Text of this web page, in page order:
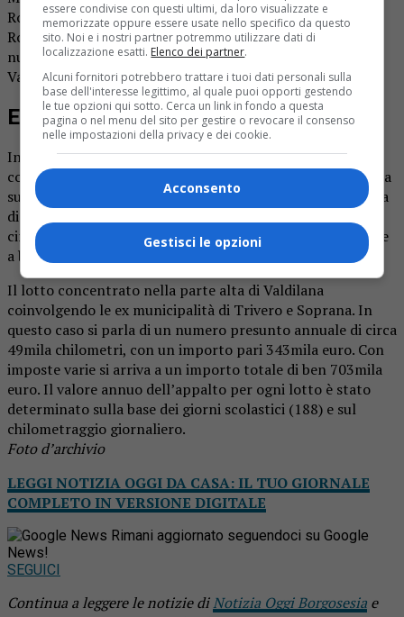
Ronco, 21 alla primaria di Soprana, 57 alla primaria di
Ronco. Servizio attivo anche alle medie con i seguenti
numeri i iscritti: 45 a Ronco Trivero, 19 a Mosso e 18 a
Valle Mosso.
E relativi costi
In considerazione della complessità del servizio e della
conformazione del territorio si è ritenuto di procedere alla
suddivisione dell’appalto in due lotti: uno riguarda la zona
di Valle Mosso e Crocemosso. Per tre anni scolastico e per
circa 32mila chilometri annui si arriva a un massimo totale
a base d’asta di 277mila euro.
Il lotto concentrato nella parte alta di Valdilana
coinvolgendo le ex municipalità di Trivero e Soprana. In
questo caso si parla di un numero presunto annuale di circa
49mila chilometri, con un importo pari 343mila euro. Con
imposte varie si arriva a un importo totale di ben 703mila
euro. Il valore annuo dell’appalto per ogni lotto è stato
determinato sulla base dei giorni scolastici (188) e sul
chilometraggio giornaliero.
Foto d’archivio
LEGGI NOTIZIA OGGI DA CASA: IL TUO GIORNALE
COMPLETO IN VERSIONE DIGITALE
Rimani aggiornato seguendoci su Google
News!
SEGUICI
Continua a leggere le notizie diNotizia Oggi Borgosesia e
essere condivise con questi ultimi, da loro visualizzate e
memorizzate oppure essere usate nello specifico da questo
sito. Noi e i nostri partner potremmo utilizzare dati di
localizzazione esatti. Elenco dei partner.
Alcuni fornitori potrebbero trattare i tuoi dati personali sulla
base dell'interesse legittimo, al quale puoi opporti gestendo
le tue opzioni qui sotto. Cerca un link in fondo a questa
pagina o nel menu del sito per gestire o revocare il consenso
nelle impostazioni della privacy e dei cookie.
Acconsento
Gestisci le opzioni